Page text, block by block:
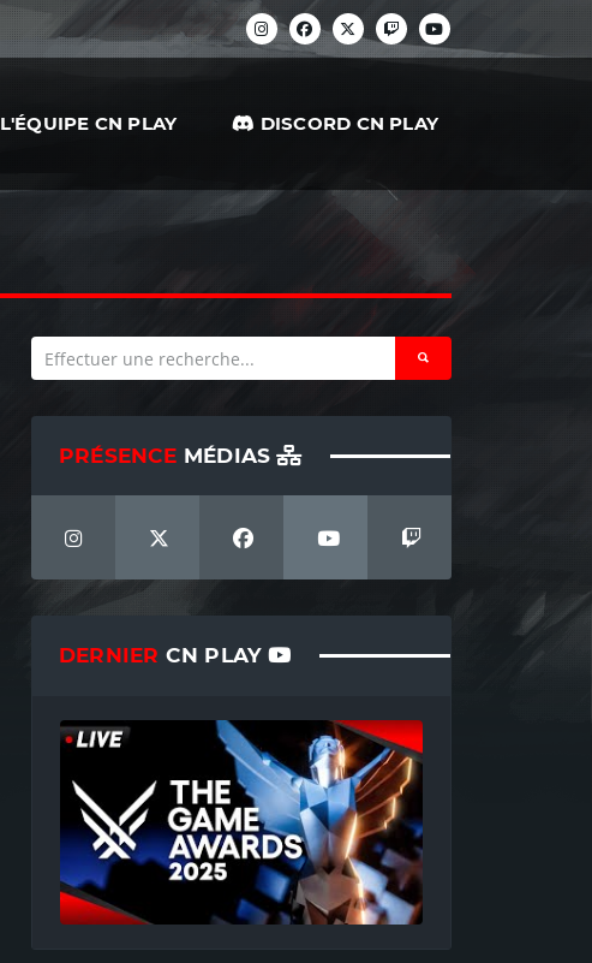
L'ÉQUIPE CN PLAY DISCORD CN PLAY
PRÉSENCE MÉDIAS
DERNIER CN PLAY